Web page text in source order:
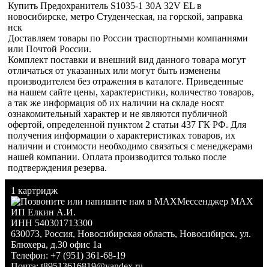
Купить Предохранитель S1035-1 30A 32V EL в
новосибирске, метро Студенческая, на горской, заправка
нск
Доставляем товары по России траспортными компаниями
или Почтой России.
Комплект поставки и внешний вид данного товара могут
отличаться от указанных или могут быть изменены
производителем без отражения в каталоге. Приведенные
на нашем сайте цены, характеристики, количество товаров,
а так же информация об их наличии на складе носят
ознакомительный характер и не являются публичной
офертой, определенной пунктом 2 статьи 437 ГК РФ. Для
получения информации о характеристиках товаров, их
наличии и стоимости необходимо связаться с менеджерами
нашей компании. Оплата производится только после
подтверждения резерва.
1 картридж
Мессенджер MAX
ИП Елкин А.И.
ИНН 540301713300
630073, Россия, Новосибирская область, Новосибирск, ул.
Блюхера, д.30 офис 1а
Телефон: +7 (951) 361-68-19